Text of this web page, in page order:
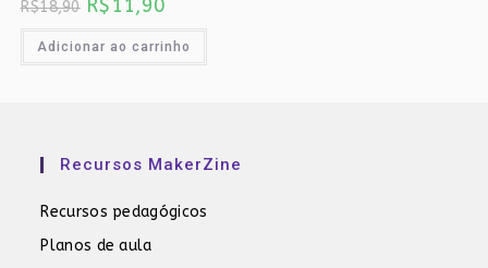
R$18,90
preço
era:
R$11,90
é:
Adicionar ao carrinho
Recursos MakerZine
Recursos pedagógicos
Planos de aula